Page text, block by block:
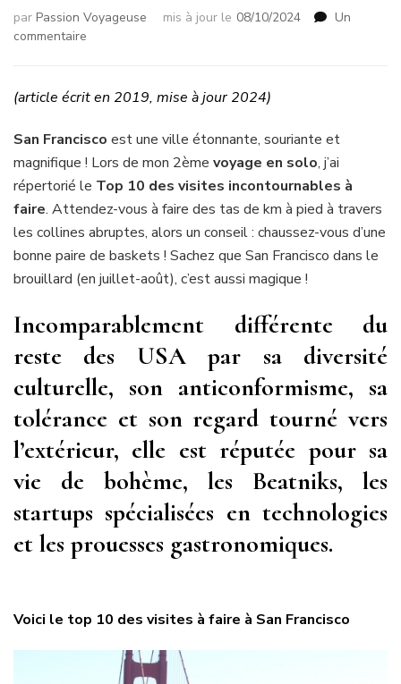
par Passion Voyageuse mis à jour le 08/10/2024
Un
commentaire
10
à
faire
à
San
Francisco
(article écrit en 2019, mise à jour 2024)
San Francisco est une ville étonnante, souriante et
magnifique ! Lors de mon 2ème voyage en solo, j’ai
répertorié le Top 10 des visites incontournables à
faire. Attendez-vous à faire des tas de km à pied à travers
les collines abruptes, alors un conseil : chaussez-vous d’une
bonne paire de baskets ! Sachez que San Francisco dans le
brouillard (en juillet-août), c’est aussi magique !
Incomparablement différente du
reste des USA par sa diversité
culturelle, son anticonformisme, sa
tolérance et son regard tourné vers
l’extérieur, elle est réputée pour sa
vie de bohème, les Beatniks, les
startups spécialisées en technologies
et les prouesses gastronomiques.
Voici le top 10 des visites à faire à San Francisco